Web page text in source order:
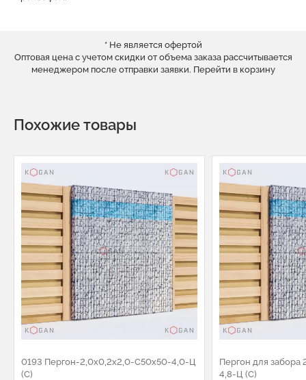
* Не является офертой
Оптовая цена с учетом скидки от объема заказа рассчитывается
менеджером после отправки заявки. Перейти в корзину
Похожие товары
0193 Пергон-2,0х0,2х2,0-С50х50-4,0-Ц
(С)
Пергон для
4,8-Ц (С)